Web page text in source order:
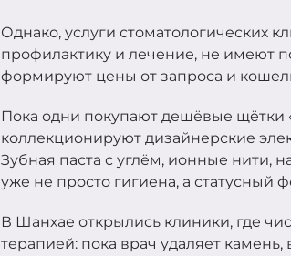
Однако, услуги стоматологических
профилактику и лечение, не имеют
формируют цены от запроса и
Пока одни покупают дешёвые щётки
коллекционируют дизайнерские
Зубная паста с углём, ионные нити,
уже не просто гигиена, а статусный
В Шанхае открылись клиники, где
терапией: пока врач удаляет